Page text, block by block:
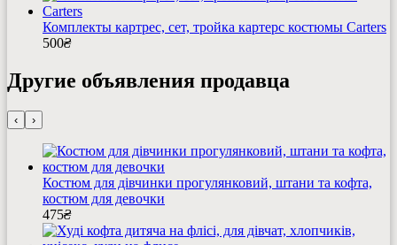
Комплекты картрес, сет, тройка картерс костюмы Carters
500₴
Другие объявления продавца
‹ ›
Костюм для дівчинки прогулянковий, штани та кофта,
костюм для девочки
475₴